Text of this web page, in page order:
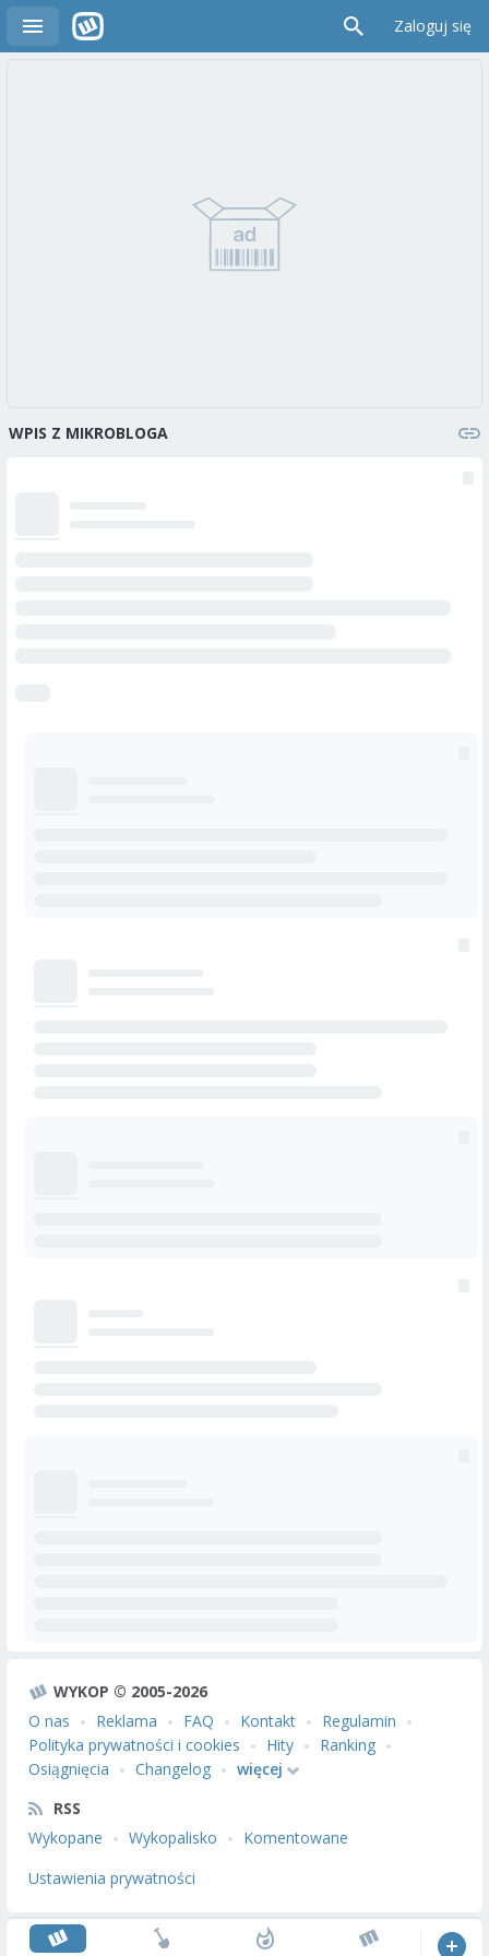
Zaloguj się
WPIS Z MIKROBLOGA
WYKOP © 2005-2026
O nas
Reklama FAQ Kontakt
Regulamin
Polityka prywatności i cookies
Hity
Ranking
Osiągnięcia
Changelog
więcej
RSS
Wykopane
Wykopalisko
Komentowane
Ustawienia prywatności